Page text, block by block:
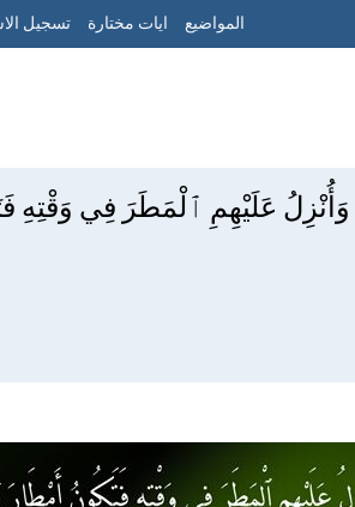
المواضيع ايات مختارة تسجيل
عَلَيْهِمِ ٱلْمَطَرَ فِي وَقْتِهِ